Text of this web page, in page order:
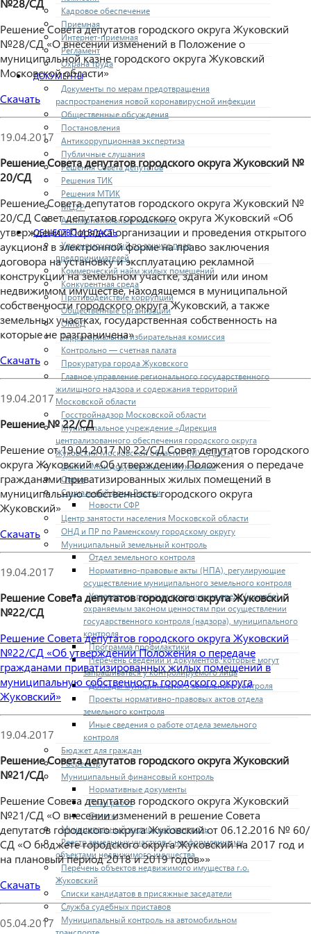
Кадровое обеспечение
Приемная
Интернет-приемная
Регламент
Охрана труда
ДОКУМЕНТЫ
Документы по мерам предотвращения
распространения новой коронавирусной инфекции
Общественные обсуждения
Постановления
Антикоррупционная экспертиза
Публичные слушания
Решения Совета депутатов
Решения ТИК
Решения МТИК
МЦУР
Антимонопольный комплаенс
ОБЩЕСТВО И ВЛАСТЬ
Уполномоченный по защите прав
предпринимателей
Коммерческий найм жилых помещений
Конкурентная среда
Противодействие коррупции
Общественные организации
ОМВД
Территориальная избирательная комиссия
Контрольно — счетная палата
Прокуратура города Жуковского
Главное управление регионального государственного
жилищного надзора и содержания территорий
Московской области
Госстройнадзор Московской области
Муниципальное учреждение «Дирекция
централизованного обеспечения городского округа
Жуковский Московской области» (МУ «ДЦО»)
Центр «Мои документы» г.о. Жуковский
Опека
Социальный фонд России
Новости СФР
Центр занятости населения Московской области
ОНД и ПР по Раменскому городскому округу
Муниципальный земельный контроль
Отдел земельного контроля
Нормативно-правовые акты (НПА), регулирующие
осуществление муниципального земельного контроля
Управление рисками причинения вреда (ущерба)
охраняемым законом ценностям при осуществлении
государственного контроля (надзора), муниципального
контроля
Программа профилактики
Перечень сведений и документов, которые могут
запрашиваться у контролируемого лица
Доклады муниципального земельного контроля
Проекты нормативно-правовых актов отдела
земельного контроля
Иные сведения о работе отдела земельного
контроля
Бюджет для граждан
Росреестр
Муниципальный финансовый контроль
Нормативные документы
План работ
Отчеты
Муниципальный жилищный контроль
Реестр земельных участков с неоформленными
объектами недвижимого имущества
Перечень объектов недвижимого имущества г.о.
Жуковский
Списки кандидатов в присяжные заседатели
Служба судебных приставов
Муниципальный контроль на автомобильном
транспорте
Решение Совета депутатов городского округа Жуковский
№28/СД «О внесении изменений в Положение о
муниципальной казне городского округа Жуковский
Московской области»
Скачать
19.04.2017
Решение Совета депутатов городского округа Жуковский №
20/СД
Решение Совета депутатов городского округа Жуковский №
20/СД Совет депутатов городского округа Жуковский «Об
утверждении Порядка организации и проведения открытого
аукциона в электронной форме на право заключения
договора на установку и эксплуатацию рекламной
конструкции на земельном участке, здании или ином
недвижимом имуществе, находящемся в муниципальной
собственности городского округа Жуковский, а также
земельных участках, государственная собственность на
которые не разграничена»
Скачать
19.04.2017
Решение № 22/СД
Решение от 19.04.2017 № 22/СД Совет депутатов городского
округа Жуковский «Об утверждении Положения о передаче
гражданами приватизированных жилых помещений в
муниципальную собственность городского округа
Жуковский»
Скачать
19.04.2017
Решение Совета депутатов городского округа Жуковский
№22/СД
Решение Совета депутатов городского округа Жуковский
№22/СД «Об утверждении Положения о передаче
гражданами приватизированных жилых помещений в
муниципальную собственность городского округа
Жуковский»
19.04.2017
Решение Совета депутатов городского округа Жуковский
№21/СД
Решение Совета депутатов городского округа Жуковский
№21/СД «О внесении изменений в решение Совета
депутатов городского округа Жуковский от 06.12.2016 № 60/
СД «О бюджете городского округа Жуковский на 2017 год и
на плановый период 2018 и 2019 годов»»
Скачать
05.04.2017